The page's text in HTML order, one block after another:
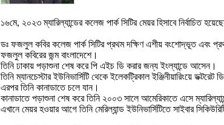
১৬মে, ২০২৩ ম্যারিল্যান্ডের কলেজ পার্ক সিটির মেয়র হিসাবে নির্বাচিত
ডঃ ফজলুল কবির কলেজ পার্ক সিটির প্রথম দক্ষিণ এশীয় বংশোদ্ভূত এবং
ফজলুল কবিরের জন্ম বাংলাদেশে।
তিনি ঢাকায় পড়াশুনা শেষ করে পি এইচ ডি করার জন্য ইংল্যান্ডে আসেন।
তিনি ম্যানচেস্টার ইউনিভার্সিটি থেকে ইলেকট্রিকাল ইঞ্জিনীয়ারিংয়ে ডক্টরেট
এরপর তিনি কানাডাতে চলে যান।
কানাডাতে পড়াশুনা শেষ করে তিনি ২০০৩ সালে আমেরিকাতে এসে
এখানে মেয়র হওয়ার আগে তিনি মেরিল্যান্ড ইউনিভার্সিটিতে সাইবার